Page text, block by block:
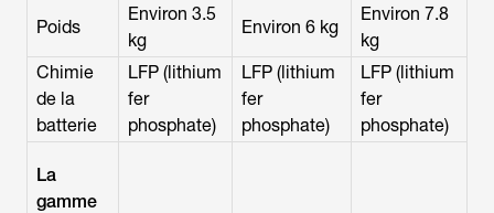
Poids
Environ 3.5
kg
Environ 6 kg
Environ 7.8
kg
Chimie
de la
batterie
LFP (lithium
fer
phosphate)
LFP (lithium
fer
phosphate)
LFP (lithium
fer
phosphate)
La
gamme